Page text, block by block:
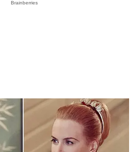
Brainberries